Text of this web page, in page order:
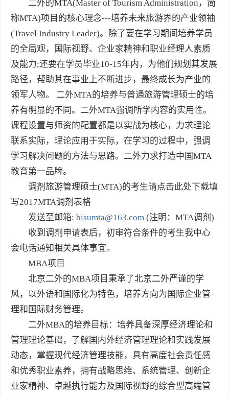
二外的MTA(Master of Tourism Administration，简
称MTA)项目的核心理念---培养未来旅游界的产业领袖
(Travel Industry Leader)。除了要在学习期间培养学员
的全局观，国际视野、企业家精神和职业经理人素质
及能力;还要在学员毕业10-15年内，为他们规划其发展
路径，帮助其在事业上不断进步，最终成长为产业的
领军人物。 二外MTA的培养与普通旅游管理硕士的培
养有明显的不同。二外MTA强调所学内容的实用性。
课程设置与师资的配置都是以实战为核心，力求理论
联系实际，理论应用于实际，在学习的过程中，强调
学习解决问题的方法与思路。二外力求打造中国MTA
教育第一品牌。
调剂旅游管理硕士(MTA)的考生请点击此处下载填
写2017MTA调剂表格
发送至邮箱: bisumta@163.com (注明：MTA调剂)
收到调剂申请表后，初审符合条件的考生我中心
会电话通知相关具体事宜。
MBA项目
北京二外的MBA项目秉承了北京二外严谨的学
风，以外语和国际化为特色，培养方向为国际企业管
理和国际财务管理。
二外MBA的培养目标：培养具备深厚经济理论和
管理理论基础，了解国内外经济管理理论和实践发展
动态，掌握现代经济管理技能，具有高度社会责任感
和优秀职业素养，拥有战略思维、系统管理、创新企
业家精神、卓越执行能力及国际视野的综合型高端管